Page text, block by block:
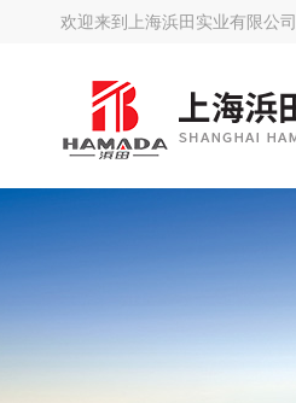
欢迎来到 上海浜田实业有限公司